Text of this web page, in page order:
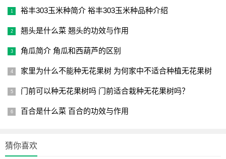
裕丰303玉米种简介 裕丰303玉米种品种介绍
翘头是什么菜 翘头的功效与作用
角瓜简介 角瓜和西葫芦的区别
家里为什么不能种无花果树 为何家中不适合种植无花果树
门前可以种无花果树吗 门前适合栽种无花果树吗？
百合是什么菜 百合的功效与作用
猜你喜欢